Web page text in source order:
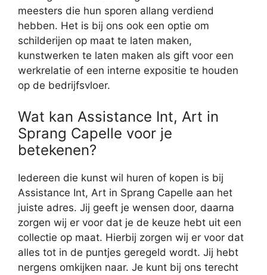
meesters die hun sporen allang verdiend
hebben. Het is bij ons ook een optie om
schilderijen op maat te laten maken,
kunstwerken te laten maken als gift voor een
werkrelatie of een interne expositie te houden
op de bedrijfsvloer.
Wat kan Assistance Int, Art in
Sprang Capelle voor je
betekenen?
Iedereen die kunst wil huren of kopen is bij
Assistance Int, Art in Sprang Capelle aan het
juiste adres. Jij geeft je wensen door, daarna
zorgen wij er voor dat je de keuze hebt uit een
collectie op maat. Hierbij zorgen wij er voor dat
alles tot in de puntjes geregeld wordt. Jij hebt
nergens omkijken naar. Je kunt bij ons terecht